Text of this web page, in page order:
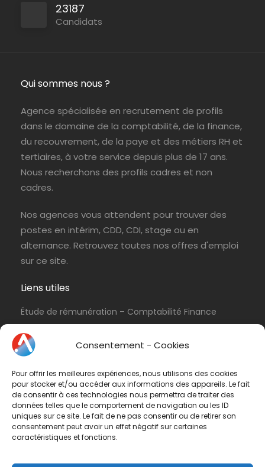
Consentement - Cookies
Pour offrir les meilleures expériences, nous utilisons des cookies
pour stocker et/ou accéder aux informations des appareils. Le fait
de consentir à ces technologies nous permettra de traiter des
données telles que le comportement de navigation ou les ID
uniques sur ce site. Le fait de ne pas consentir ou de retirer son
consentement peut avoir un effet négatif sur certaines
caractéristiques et fonctions.
23187
Candidats
Qui sommes nous ?
Agence spécialisée en recrutement de profils
dans le domaine de la comptabilité, de la finance,
du recouvrement, de la paye et des métiers RH et
tertiaires, à votre service depuis plus de 17 ans.
Nous recherchons des profils cadres et non
cadres.
Nos agences vous attendent pour trouver des
postes en intérim, CDD, CDI, stage ou en
alternance. Retrouvez toutes nos offres d'emploi
sur ce site.
Liens utiles
Étude de rémunération – Comptabilité Finance
Conditions d’utilisation & Politique de
confidentialité
Conditions générales de vente
Contactez-nous
Vous avez une question ? N'hésitez pas à nous